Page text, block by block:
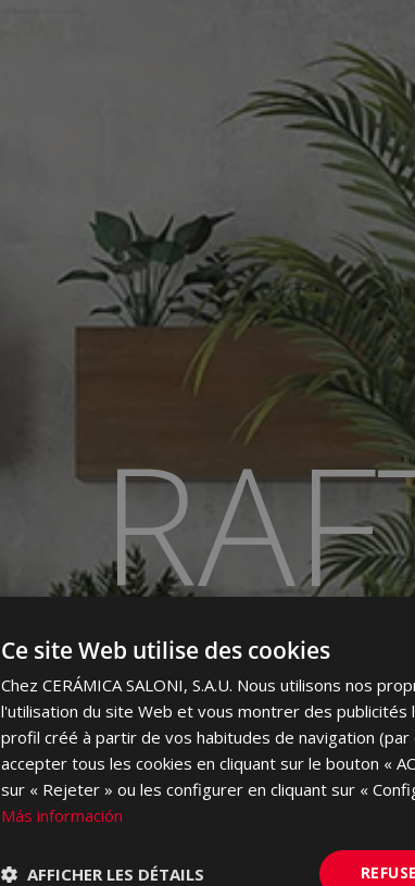
GRÈS CÉRAME
Ce site Web utilise des cookies
Chez CERÁMICA SALONI, S.A.U. Nous utilisons nos
l'utilisation du site Web et vous montrer des
profil créé à partir de vos habitudes de navigation
accepter tous les cookies en cliquant sur le bouton «
sur « Rejeter » ou les configurer en cliquant sur «
Más información
AFFICHER LES DÉTAILS